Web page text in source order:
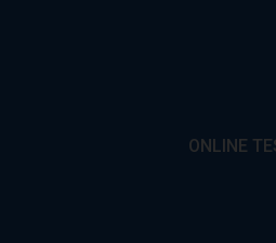
ONLINE